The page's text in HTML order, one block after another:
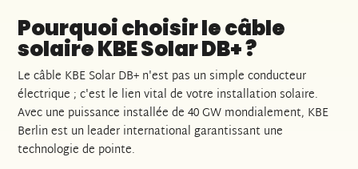
Pourquoi choisir le câble
solaire KBE Solar DB+ ?
Le câble KBE Solar DB+ n'est pas un simple conducteur
électrique ; c'est le lien vital de votre installation solaire.
Avec une puissance installée de 40 GW mondialement, KBE
Berlin est un leader international garantissant une
technologie de pointe.